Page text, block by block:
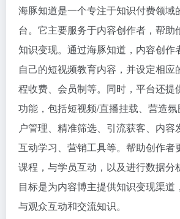
海豚知道是一个专注于知识付费领域
台。它主要服务于内容创作者，帮助
知识变现。通过海豚知道，内容创作
自己的短视频教育内容，并设定相应
程收费、会员制等。同时，平台还提
功能， 包括短视频/直播挂载、营造
户管理、精准筛选、引流获客、内容
互动学习、营销工具等。 帮助创作者
课程，与学员互动，以及进行数据分
目标是为内容博主提供知识变现渠道
与观众互动和交流知识。